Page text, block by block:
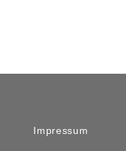
Impressum